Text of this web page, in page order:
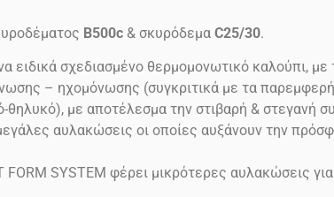
B500c & σκυρόδεμα C25/30.
ειδικά σχεδιασμένο θερμομονωτικό καλούπι,
– ηχομόνωσης (συγκριτικά με τα
με αποτέλεσμα την στιβαρή & στεγανή
αυλακώσεις οι οποίες αυξάνουν την
SYSTEM φέρει μικρότερες αυλακώσεις